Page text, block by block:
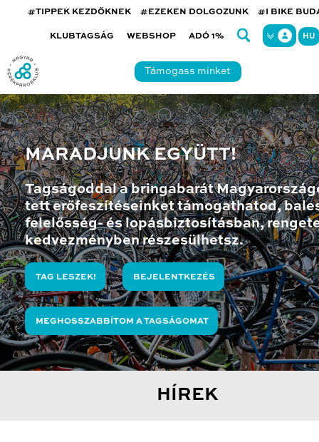
#TIPPEK KEZDŐKNEK #EZEKEN DOLGOZUNK #I BIKE
KLUBTAGSÁG WEBSHOP ADÓ 1% HU
Támogass minket
MARADJUNK EGYÜTT!
Tagságoddal a bringabarát
tett erőfeszítéseinket támogathatod,
felelősség- és lopásbiztosításban,
kedvezményben részesülhetsz.
TAG LESZEK! BEJELENTKEZÉS
MEGHOSSZABBÍTOM A TAGSÁGOMAT
HÍREK